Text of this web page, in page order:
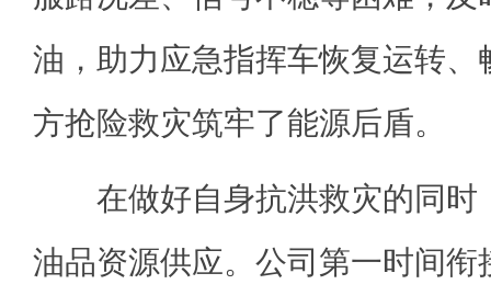
油，助力应急指挥车恢复运转、
方抢险救灾筑牢了能源后盾。
在做好自身抗洪救灾的同时
油品资源供应。公司第一时间衔